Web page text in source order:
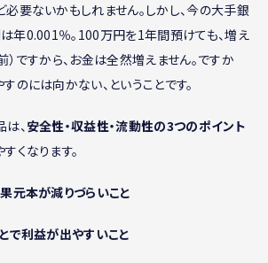
要ないかもしれません。しかし、今の大手銀
年0.001％。100万円を1年間預けても、増え
ですから、お金は全然増えません。ですか
のには向かない、ということです。
、 安全性・収益性・流動性の3つのポイント
くなります。
元本が減りづらいこと
で利益が出やすいこと